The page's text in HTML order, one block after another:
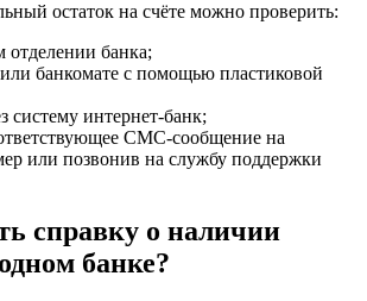
остаток на счёте можно проверить:
банка;
банкомате с помощью пластиковой
систему интернет-банк;
СМС-сообщение на
или позвонив на службу поддержки
справку о наличии
банке?